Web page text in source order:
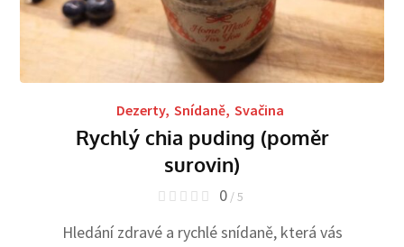
Dezerty, Snídaně, Svačina
Rychlý chia puding (poměr
surovin)
0 / 5
Hledání zdravé a rychlé snídaně, která vás